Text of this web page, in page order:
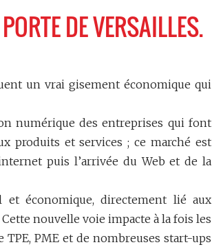
DE VERSAILLES.
un vrai gisement économique qui
numérique des entreprises qui font
produits et services ; ce marché est
puis l’arrivée du Web et de la
et économique, directement lié aux
nouvelle voie impacte à la fois les
PME et de nombreuses start-ups